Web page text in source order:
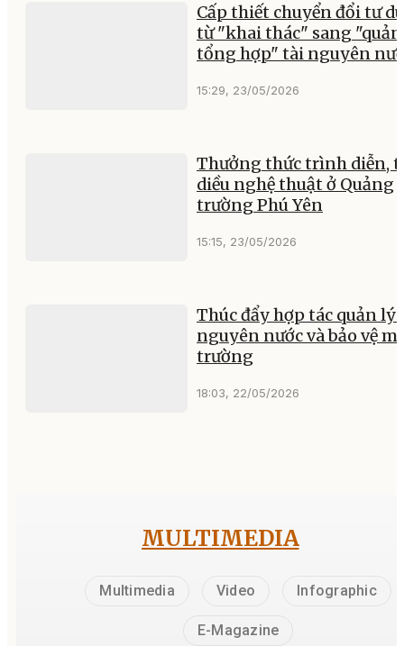
Cấp thiết chuyển đổi tư
từ "khai thác" sang
tổng hợp" tài nguyên
15:29, 23/05/2026
Thưởng thức trình diễn,
diều nghệ thuật ở Quảng
trường Phú Yên
15:15, 23/05/2026
Thúc đẩy hợp tác quản lý
nguyên nước và bảo vệ
trường
18:03, 22/05/2026
MULTIMEDIA
Multimedia Video Infographic
E-Magazine